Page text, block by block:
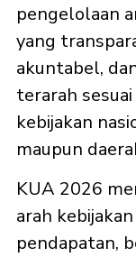
pengelolaan
yang
akuntabel,
terarah sesuai
kebijakan
maupun
KUA 2026
arah kebijakan
pendapatan,